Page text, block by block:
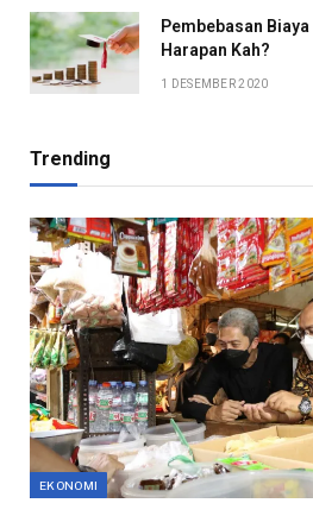
Pembebasan
Harapan Kah?
1 DESEMBER 2020
Trending
EKONOMI